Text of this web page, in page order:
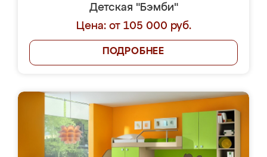
Детская "Бэмби"
Цена: от 105 000 руб.
ПОДРОБНЕЕ